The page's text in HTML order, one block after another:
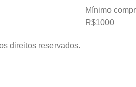
Mínimo
R$1000
direitos reservados.